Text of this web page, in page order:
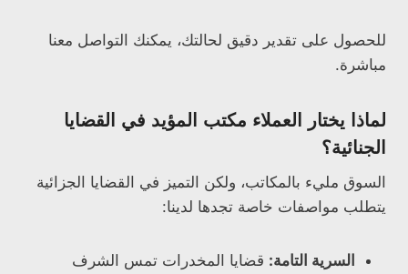
للحصول على تقدير دقيق لحالتك، يمكنك التواصل معنا
مباشرة.
لماذا يختار العملاء مكتب المؤيد في القضايا
الجنائية؟
السوق مليء بالمكاتب، ولكن التميز في القضايا الجزائية
يتطلب مواصفات خاصة تجدها لدينا:
السرية التامة: قضايا المخدرات تمس الشرف